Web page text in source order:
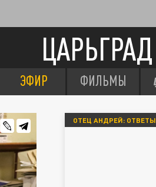
ЦАРЬГРАД
ЭФИР ФИЛЬМЫ
ОТЕЦ АНДРЕЙ: ОТВЕТЫ